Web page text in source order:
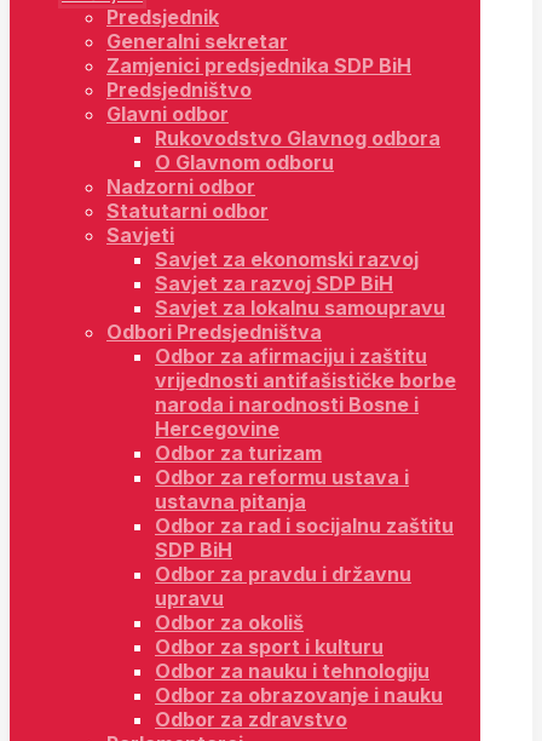
Predsjednik
Generalni sekretar
Zamjenici predsjednika SDP BiH
Predsjedništvo
Glavni odbor
Rukovodstvo Glavnog odbora
O Glavnom odboru
Nadzorni odbor
Statutarni odbor
Savjeti
Savjet za ekonomski razvoj
Savjet za razvoj SDP BiH
Savjet za lokalnu samoupravu
Odbori Predsjedništva
Odbor za afirmaciju i zaštitu
vrijednosti antifašističke borbe
naroda i narodnosti Bosne i
Hercegovine
Odbor za turizam
Odbor za reformu ustava i
ustavna pitanja
Odbor za rad i socijalnu zaštitu
SDP BiH
Odbor za pravdu i državnu
upravu
Odbor za okoliš
Odbor za sport i kulturu
Odbor za nauku i tehnologiju
Odbor za obrazovanje i nauku
Odbor za zdravstvo